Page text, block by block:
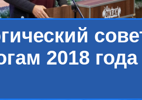
2018 года